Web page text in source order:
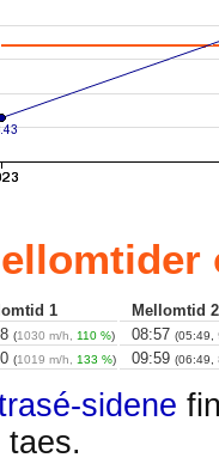
1
Mellomtid 2
(1030 m/h, 110 %) 08:57 (05:49,
(1019 m/h, 133 %) 09:59 (06:49,
sidene
taes.